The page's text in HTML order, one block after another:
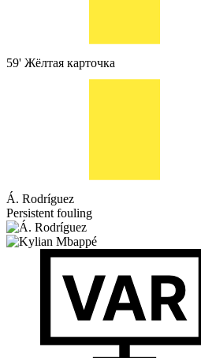
59' Жёлтая карточка
Á. Rodríguez
Persistent fouling